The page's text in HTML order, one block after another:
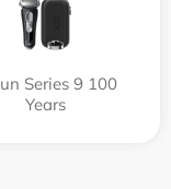
Series 9 100
Years